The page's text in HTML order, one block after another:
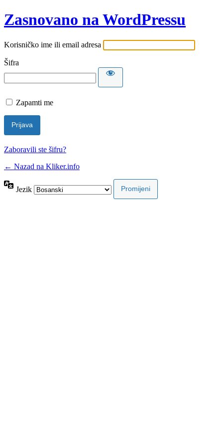
Zasnovano na WordPressu
Korisničko ime ili email adresa
Šifra
Zapamti me
Zaboravili ste šifru?
← Nazad na Kliker.info
Jezik